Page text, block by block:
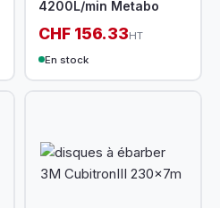
4200L/min Metabo
CHF 156.33HT
En stock